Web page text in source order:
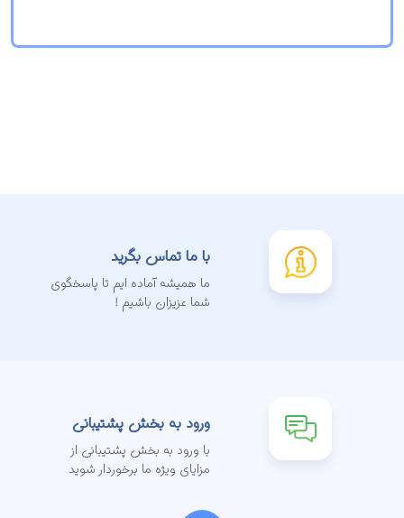
با ما تماس بگرید
ما همیشه آماده ایم تا پاسخگوی
شما عزیزان باشیم !
ورود به بخش پشتیبانی
با ورود به بخش پشتیبانی از
مزایای ویژه ما برخوردار شوید